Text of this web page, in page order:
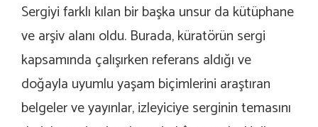
Sergiyi farklı kılan bir başka unsur da kütüphane
ve arşiv alanı oldu. Burada, küratörün sergi
kapsamında çalışırken referans aldığı ve
doğayla uyumlu yaşam biçimlerini araştıran
belgeler ve yayınlar, izleyiciye serginin temasını